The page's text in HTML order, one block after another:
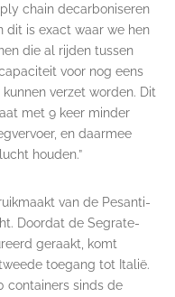
chain decarboniseren
dit is exact waar we hen
die al rijden tussen
voor nog eens
verzet worden. Dit
met 9 keer minder
en daarmee
houden.”
van de Pesanti-
Doordat de Segrate-
geraakt, komt
toegang tot Italië.
containers sinds de